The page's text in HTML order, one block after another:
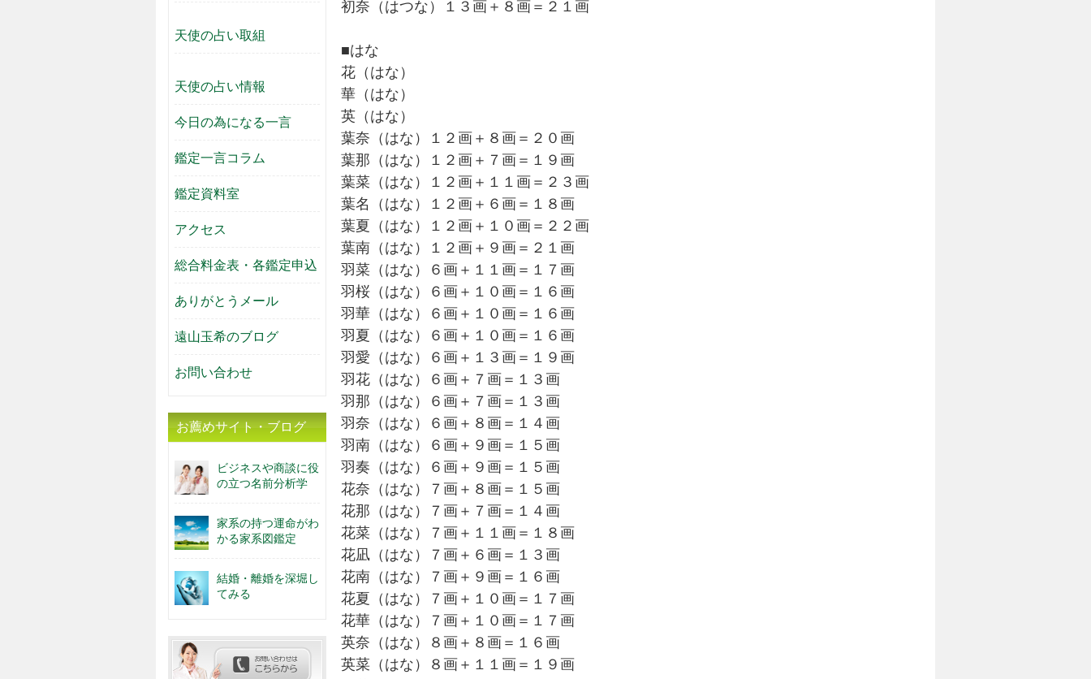
初奈（はつな）１３画＋８画＝２１画
■はな
花（はな）
華（はな）
英（はな）
葉奈（はな）１２画＋８画＝２０画
葉那（はな）１２画＋７画＝１９画
葉菜（はな）１２画＋１１画＝２３画
葉名（はな）１２画＋６画＝１８画
葉夏（はな）１２画＋１０画＝２２画
葉南（はな）１２画＋９画＝２１画
羽菜（はな）６画＋１１画＝１７画
羽桜（はな）６画＋１０画＝１６画
羽華（はな）６画＋１０画＝１６画
羽夏（はな）６画＋１０画＝１６画
羽愛（はな）６画＋１３画＝１９画
羽花（はな）６画＋７画＝１３画
羽那（はな）６画＋７画＝１３画
羽奈（はな）６画＋８画＝１４画
羽南（はな）６画＋９画＝１５画
羽奏（はな）６画＋９画＝１５画
花奈（はな）７画＋８画＝１５画
花那（はな）７画＋７画＝１４画
花菜（はな）７画＋１１画＝１８画
花凪（はな）７画＋６画＝１３画
花南（はな）７画＋９画＝１６画
花夏（はな）７画＋１０画＝１７画
花華（はな）７画＋１０画＝１７画
英奈（はな）８画＋８画＝１６画
英菜（はな）８画＋１１画＝１９画
天使の占い取組
天使の占い情報
今日の為になる一言
鑑定一言コラム
鑑定資料室
アクセス
総合料金表・各鑑定申込
ありがとうメール
遠山玉希のブログ
お問い合わせ
お薦めサイト・ブログ
ビジネスや商談に役
の立つ名前分析学
家系の持つ運命がわ
かる家系図鑑定
結婚・離婚を深堀し
てみる